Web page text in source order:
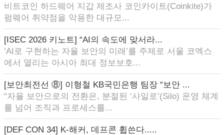
비트코인 하드웨어 지갑 제조사 코인카이트(Coinkite)가
펌웨어 취약점을 악용한 대규모...
[ISEC 2026 키노트] “AI의 속도에 맞서라...
‘AI로 구현하는 자율 보안의 미래’를 주제로 서울 코엑스
에서 열리는 아시아 최대 정보보호...
[보안최전선 ⑧] 이형철 KB국민은행 팀장 “보안 ...
“자율 보안으로의 전환은, 분절된 ‘사일로’(Silo) 운영 체계
를 넘어 조직과 프로세스를...
[DEF CON 34] K-해커, 데프콘 휩쓴다.....